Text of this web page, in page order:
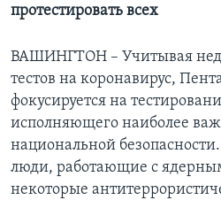
протестировать всех
ВАШИНГТОН – Учитывая
тестов на коронавирус,
фокусируется на
исполняющего наиболее
национальной
люди, работающие с
некоторые